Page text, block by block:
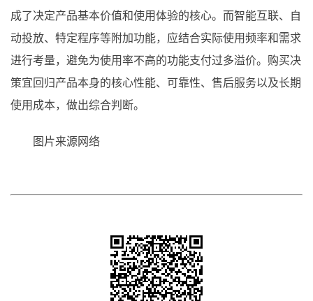
成了决定产品基本价值和使用体验的核心。而智能互联、自
动投放、特定程序等附加功能，应结合实际使用频率和需求
进行考量，避免为使用率不高的功能支付过多溢价。购买决
策宜回归产品本身的核心性能、可靠性、售后服务以及长期
使用成本，做出综合判断。
图片来源网络